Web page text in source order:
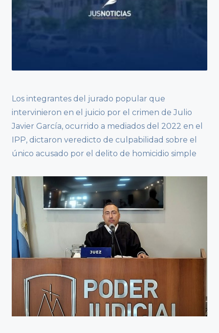
Los integrantes del jurado popular que
intervinieron en el juicio por el crimen de Julio
Javier García, ocurrido a mediados del 2022 en el
IPP, dictaron veredicto de culpabilidad sobre el
único acusado por el delito de homicidio simple